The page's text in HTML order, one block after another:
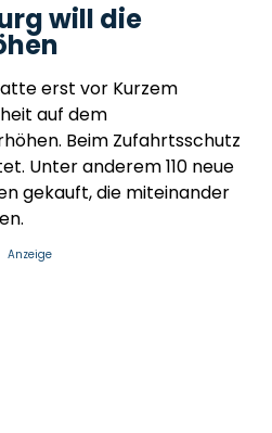
will die
erst vor Kurzem
auf dem
Beim Zufahrtsschutz
Unter anderem 110 neue
gekauft, die miteinander
Anzeige